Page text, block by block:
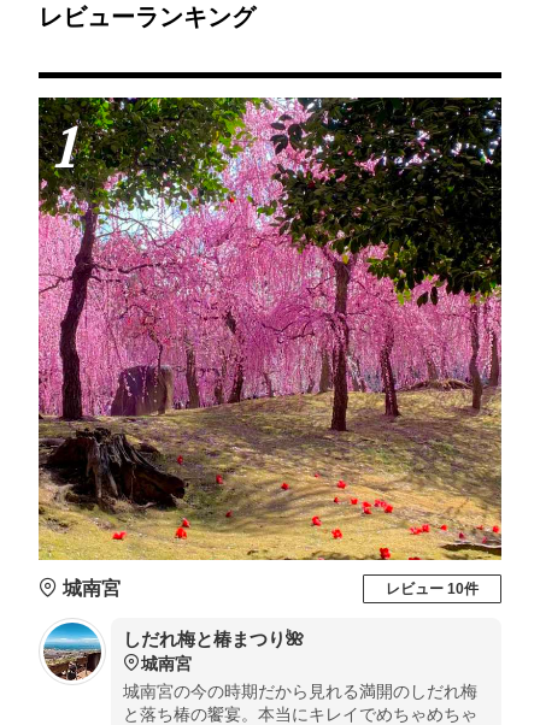
レビューランキング
1
城南宮 レビュー 10件
しだれ梅と椿まつり🌺
城南宮
城南宮の今の時期だから見れる満開のしだれ梅
と落ち椿の饗宴。本当にキレイでめちゃめちゃ